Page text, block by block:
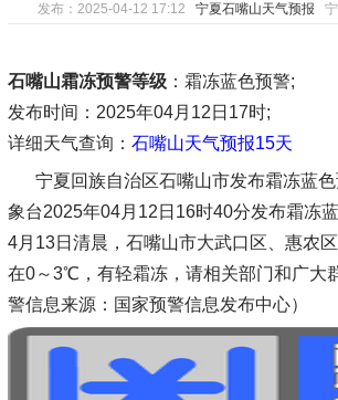
发布：2025-04-12 17:12 宁夏石嘴山天气预报
石嘴山霜冻预警等级：霜冻蓝色预警;
发布时间 ：2025年04月12日17时;
详细天气查询： 石嘴山天气预报15天
宁夏回族自治区石嘴山市发布霜冻蓝
象台2025年04月12日16时40分发布霜冻
4月13日清晨，石嘴山市大武口区、惠农
在0～3℃，有轻霜冻，请相关部门和广大
警信息来源：国家预警信息发布中心）